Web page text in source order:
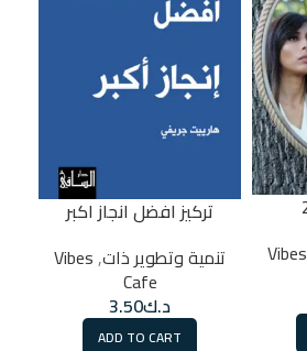
Vibes
تركيز افضل انجاز اكبر
تنمية وتطوير ذات,
Vibes
Cafe
د.ك3.50
ADD TO CART